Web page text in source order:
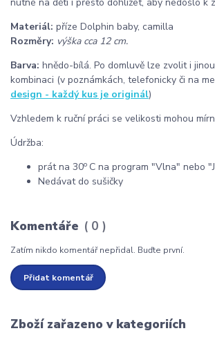
Materiál: příze Dolphin baby, camilla
Rozměry: výška cca 12 cm.
Barva: hnědo-bílá. Po domluvě lze zvolit i
kombinaci (v poznámkách, telefonicky či na
design - každý kus je originál)
Vzhledem k ruční práci se velikosti mohou
Údržba:
prát na 30o C na program "Vlna" nebo
Nedávat do sušičky
Komentáře 0
Zatím nikdo komentář nepřidal. Buďte první.
Přidat komentář
Zboží zařazeno v kategoriích